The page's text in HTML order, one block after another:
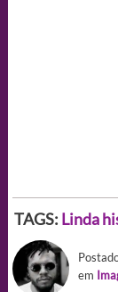
TAGS: Linda
em